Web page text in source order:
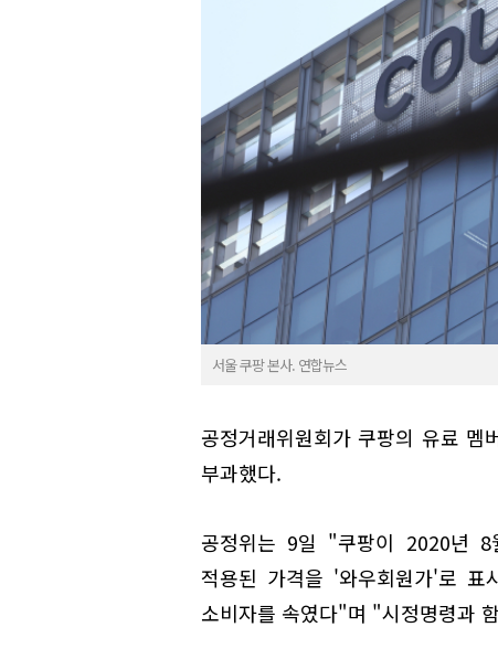
서울 쿠팡 본사. 연합뉴스
공정거래위원회가 쿠팡의 유료
부과했다.
공정위는 9일 "쿠팡이 2020년
적용된 가격을 '와우회원가'로
소비자를 속였다"며 "시정명령과